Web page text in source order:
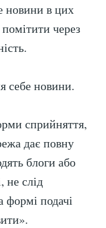
новини в цих
через
себе новини.
сприйняття,
дає повну
блоги або
не слід
подачі